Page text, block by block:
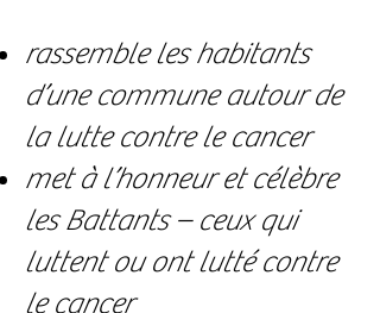
rassemble les habitants
d’une commune autour de
la lutte contre le cancer
met à l’honneur et célèbre
les Battants – ceux qui
luttent ou ont lutté contre
le cancer